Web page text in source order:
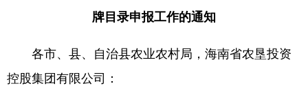
牌目录申报工作的通知
各市、县、自治县农业农村局，海南省农垦投资
控股集团有限公司：